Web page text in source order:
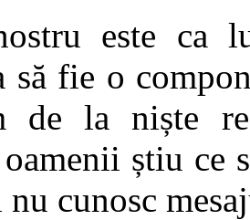
este ca
să fie o
de la niște
știu ce
nu cunosc